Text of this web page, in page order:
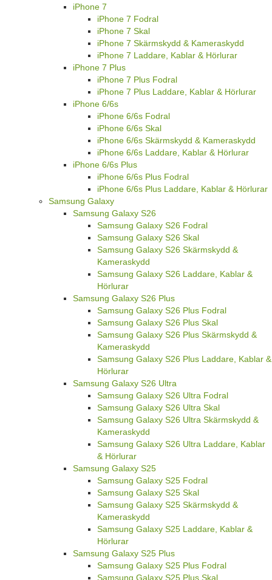
iPhone 7
iPhone 7 Fodral
iPhone 7 Skal
iPhone 7 Skärmskydd & Kameraskydd
iPhone 7 Laddare, Kablar & Hörlurar
iPhone 7 Plus
iPhone 7 Plus Fodral
iPhone 7 Plus Laddare, Kablar & Hörlurar
iPhone 6/6s
iPhone 6/6s Fodral
iPhone 6/6s Skal
iPhone 6/6s Skärmskydd & Kameraskydd
iPhone 6/6s Laddare, Kablar & Hörlurar
iPhone 6/6s Plus
iPhone 6/6s Plus Fodral
iPhone 6/6s Plus Laddare, Kablar & Hörlurar
Samsung Galaxy
Samsung Galaxy S26
Samsung Galaxy S26 Fodral
Samsung Galaxy S26 Skal
Samsung Galaxy S26 Skärmskydd &
Kameraskydd
Samsung Galaxy S26 Laddare, Kablar &
Hörlurar
Samsung Galaxy S26 Plus
Samsung Galaxy S26 Plus Fodral
Samsung Galaxy S26 Plus Skal
Samsung Galaxy S26 Plus Skärmskydd &
Kameraskydd
Samsung Galaxy S26 Plus Laddare, Kablar &
Hörlurar
Samsung Galaxy S26 Ultra
Samsung Galaxy S26 Ultra Fodral
Samsung Galaxy S26 Ultra Skal
Samsung Galaxy S26 Ultra Skärmskydd &
Kameraskydd
Samsung Galaxy S26 Ultra Laddare, Kablar
& Hörlurar
Samsung Galaxy S25
Samsung Galaxy S25 Fodral
Samsung Galaxy S25 Skal
Samsung Galaxy S25 Skärmskydd &
Kameraskydd
Samsung Galaxy S25 Laddare, Kablar &
Hörlurar
Samsung Galaxy S25 Plus
Samsung Galaxy S25 Plus Fodral
Samsung Galaxy S25 Plus Skal